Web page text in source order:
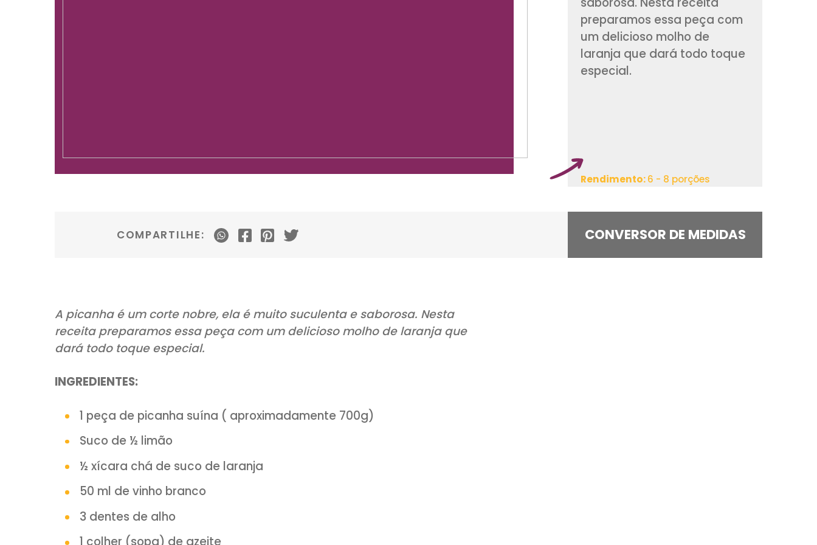
A picanha é um
ela é muito
saborosa. Nesta
Rendimento:6 - 8
COMPARTILHE:
A picanha é um corte nobre, ela é muito suculenta e saborosa. Nesta
receita preparamos essa peça com um delicioso molho de laranja que
dará todo toque especial.
INGREDIENTES:
1 peça de picanha suína ( aproximadamente 700g)